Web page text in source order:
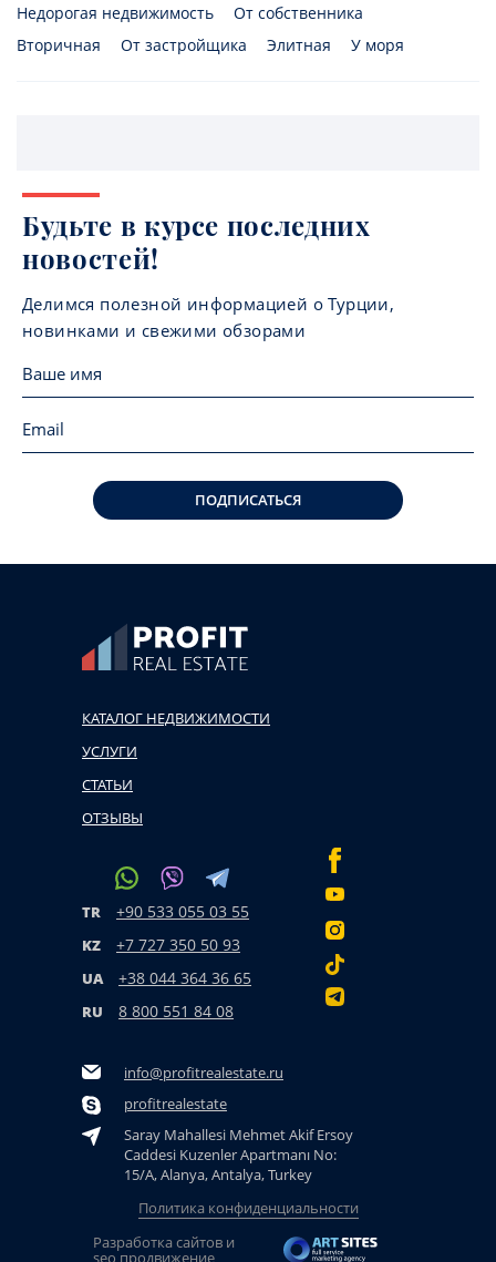
Недорогая недвижимость
От собственника
Вторичная
От застройщика Элитная У моря
Будьте в курсе последних
новостей!
Делимся полезной информацией о Турции,
новинками и свежими обзорами
ПОДПИСАТЬСЯ
КАТАЛОГ НЕДВИЖИМОСТИ
УСЛУГИ
СТАТЬИ
ОТЗЫВЫ
TR +90 533 055 03 55
KZ +7 727 350 50 93
UA +38 044 364 36 65
RU 8 800 551 84 08
info@profitrealestate.ru
profitrealestate
Saray Mahallesi Mehmet Akif Ersoy
Caddesi Kuzenler Apartmanı No:
15/A, Alanya, Antalya, Turkey
Политика конфиденциальности
Разработка сайтов и
seo продвижение